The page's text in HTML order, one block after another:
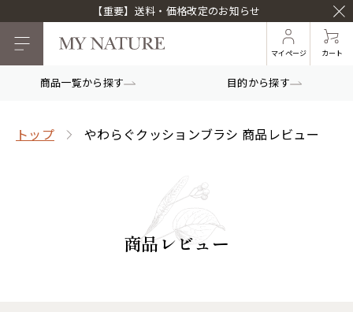
【重要】送料・価格改定のお知らせ
マイページ カート
商品一覧から探す 目的から探す
トップ やわらぐクッションブラシ 商品レビュー
商品レビュー